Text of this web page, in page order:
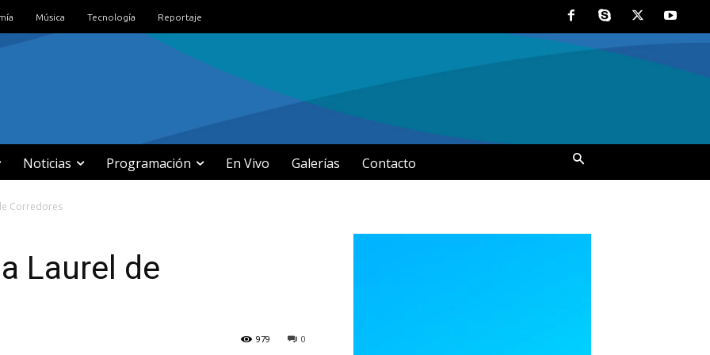
Música Tecnología Reportaje
Noticias Programación En Vivo Galerías Contacto
Corredores
Laurel de
0
979